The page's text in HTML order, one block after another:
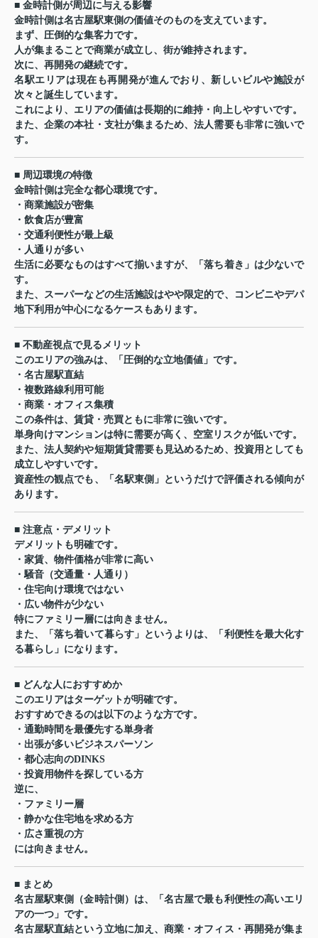
■ 金時計側が周辺に与える影響
金時計側は名古屋駅東側の価値そのものを支えています。
まず、圧倒的な集客力です。
人が集まることで商業が成立し、街が維持されます。
次に、再開発の継続です。
名駅エリアは現在も再開発が進んでおり、新しいビルや施設が
次々と誕生しています。
これにより、エリアの価値は長期的に維持・向上しやすいです。
また、企業の本社・支社が集まるため、法人需要も非常に強いで
す。
■ 周辺環境の特徴
金時計側は完全な都心環境です。
・商業施設が密集
・飲食店が豊富
・交通利便性が最上級
・人通りが多い
生活に必要なものはすべて揃いますが、「落ち着き」は少ないで
す。
また、スーパーなどの生活施設はやや限定的で、コンビニやデパ
地下利用が中心になるケースもあります。
■ 不動産視点で見るメリット
このエリアの強みは、「圧倒的な立地価値」です。
・名古屋駅直結
・複数路線利用可能
・商業・オフィス集積
この条件は、賃貸・売買ともに非常に強いです。
単身向けマンションは特に需要が高く、空室リスクが低いです。
また、法人契約や短期賃貸需要も見込めるため、投資用としても
成立しやすいです。
資産性の観点でも、「名駅東側」というだけで評価される傾向が
あります。
■ 注意点・デメリット
デメリットも明確です。
・家賃、物件価格が非常に高い
・騒音（交通量・人通り）
・住宅向け環境ではない
・広い物件が少ない
特にファミリー層には向きません。
また、「落ち着いて暮らす」というよりは、「利便性を最大化す
る暮らし」になります。
■ どんな人におすすめか
このエリアはターゲットが明確です。
おすすめできるのは以下のような方です。
・通勤時間を最優先する単身者
・出張が多いビジネスパーソン
・都心志向のDINKS
・投資用物件を探している方
逆に、
・ファミリー層
・静かな住宅地を求める方
・広さ重視の方
には向きません。
■ まとめ
名古屋駅東側（金時計側）は、「名古屋で最も利便性の高いエリ
アの一つ」です。
名古屋駅直結という立地に加え、商業・オフィス・再開発が集ま